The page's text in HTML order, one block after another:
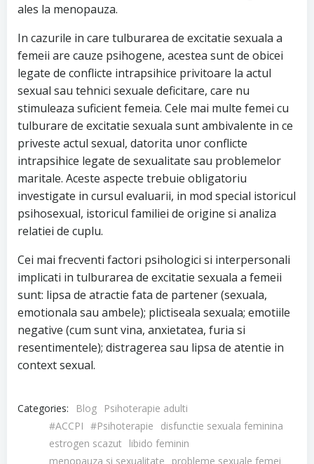
ales la menopauza.
In cazurile in care tulburarea de excitatie sexuala a
femeii are cauze psihogene, acestea sunt de obicei
legate de conflicte intrapsihice privitoare la actul
sexual sau tehnici sexuale deficitare, care nu
stimuleaza suficient femeia. Cele mai multe femei cu
tulburare de excitatie sexuala sunt ambivalente in ce
priveste actul sexual, datorita unor conflicte
intrapsihice legate de sexualitate sau problemelor
maritale. Aceste aspecte trebuie obligatoriu
investigate in cursul evaluarii, in mod special istoricul
psihosexual, istoricul familiei de origine si analiza
relatiei de cuplu.
Cei mai frecventi factori psihologici si interpersonali
implicati in tulburarea de excitatie sexuala a femeii
sunt: lipsa de atractie fata de partener (sexuala,
emotionala sau ambele); plictiseala sexuala; emotiile
negative (cum sunt vina, anxietatea, furia si
resentimentele); distragerea sau lipsa de atentie in
context sexual.
Categories: Blog Psihoterapie adulti
#ACCPI #Psihoterapie
disfunctie sexuala feminina
estrogen scazut
libido feminin
menopauza si sexualitate
probleme sexuale femei